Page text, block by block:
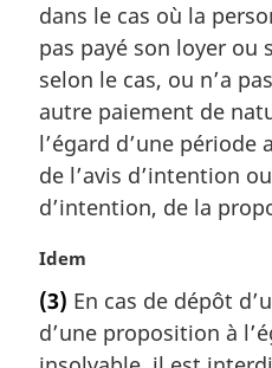
g
i
n
a
l
e
:
dans le cas où la
pas payé son loyer ou
selon le cas, ou n’a
autre paiement de
l’égard d’une période
de l’avis d’intention
d’intention, de la
N
t
e
m
Idem
(3) En cas de dépôt
d’une proposition à